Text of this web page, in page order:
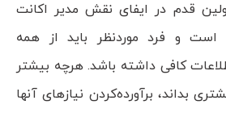
قدم در ایفای نقش مدیر اکانت
است و فرد موردنظر باید از همه
کافی داشته باشد. هرچه بیشتر
بداند، برآورده‌کردن نیازهای آنها